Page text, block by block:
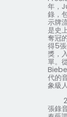
年，
錄，
示牌
是史
奪冠
得5
獎，
單。
代的
象級
張錄